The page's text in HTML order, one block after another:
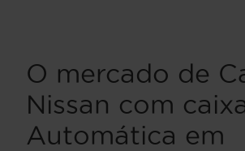
O mercado de
Nissan com
Automática em